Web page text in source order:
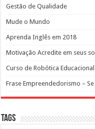
Gestão de Qualidade
Mude o Mundo
Aprenda Inglês em 2018
Motivação Acredite em seus
Curso de Robótica Educacional
Frase Empreendedorismo –
Tags